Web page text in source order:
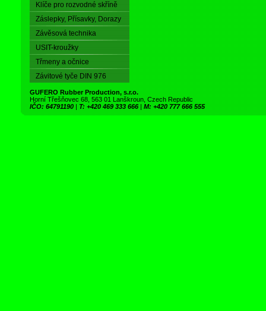
Klíče pro rozvodné skříně
Záslepky, Přísavky, Dorazy
Závěsová technika
USIT-kroužky
Třmeny a očnice
Závitové tyče DIN 976
GUFERO Rubber Production, s.r.o.
Horní Třešňovec 68, 563 01 Lanškroun, Czech Republic
IČO: 64791190 | T: +420 469 333 666 | M: +420 777 666 555